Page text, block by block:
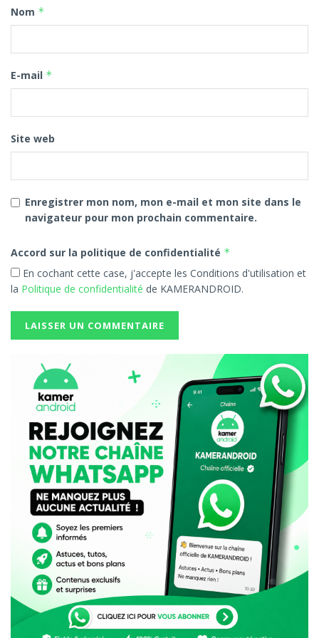
utilisateurs camerounais
Si certains usages sont devenus fluides, d’autres
d’activité ou dans certaines zones.
Pour limiter les désagréments, quelques réflexes
vérifier les frais appliqués avant validation de
certaines transactions
agents sont saturés
utiliser des alternatives en cas d’indisponibilité
temporaire du service
Ces ajustements illustrent une réalité : le mobile money
est devenu indispensable, mais son usage nécessite
encore une adaptation constante
Verdict KAMERANDROID
Le cap des500 milliards USD de transactions
confirme une transformation majeure : le mobile
money est désormais unecolonne vertébrale de
l’économie numérique africaine
Mais derrière cette performance, une tension apparaît.
Au Cameroun, les critiques récurrentes sur la qualité de
service, amplifiées par les réseaux sociaux en 2025,
rappellent que la croissance ne suffit plus à garantir la
confiance.
Nom *
E-mail *
Site web
Enregistrer mon nom, mon e-mail et mon site dans le
navigateur pour mon prochain commentaire.
Accord sur la politique de confidentialité *
En cochant cette case, j'accepte les Conditions d'utilisation et
la Politique de confidentialité de KAMERANDROID.